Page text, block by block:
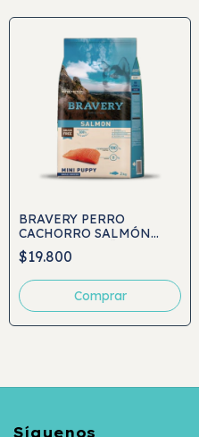
BRAVERY PERRO
CACHORRO SALMÓN
RAZAS PEQUEÑAS
$19.800
Comprar